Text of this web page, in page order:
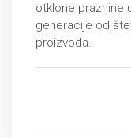
otklone praznine
generacije od
proizvoda.